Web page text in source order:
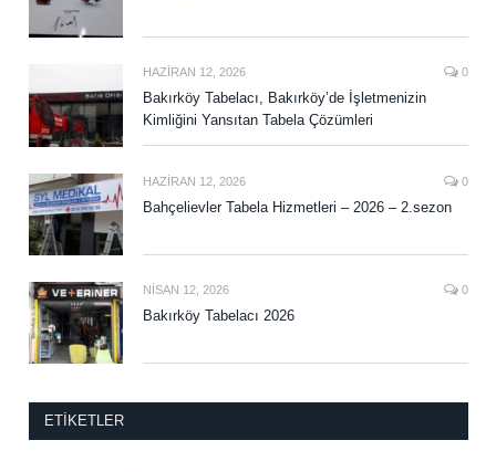
HAZIRAN 12, 2026 0
Bakırköy Tabelacı, Bakırköy’de İşletmenizin
Kimliğini Yansıtan Tabela Çözümleri
HAZIRAN 12, 2026 0
Bahçelievler Tabela Hizmetleri – 2026 – 2.sezon
NISAN 12, 2026 0
Bakırköy Tabelacı 2026
ETIKETLER